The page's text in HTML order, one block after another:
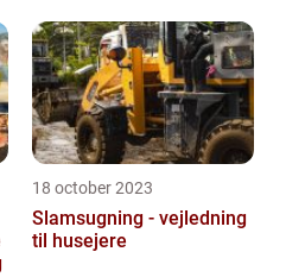
18 october 2023
Slamsugning - vejledning
til husejere